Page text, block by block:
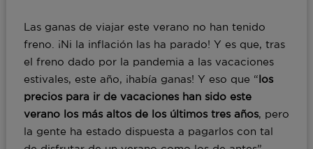
Las ganas de viajar este verano no han tenido
freno. ¡Ni la inflación las ha parado! Y es que, tras
el freno dado por la pandemia a las vacaciones
estivales, este año, ¡había ganas! Y eso que “los
precios para ir de vacaciones han sido este
verano los más altos de los últimos tres años, pero
la gente ha estado dispuesta a pagarlos con tal